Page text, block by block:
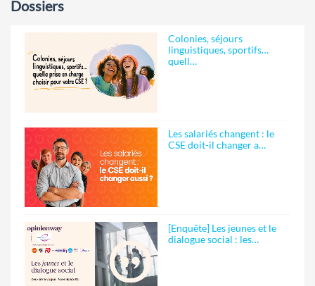
Dossiers
Colonies, séjours
linguistiques, sportifs…
quell…
Les salariés changent : le
CSE doit-il changer a…
[Enquête] Les jeunes et le
dialogue social : les…